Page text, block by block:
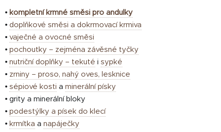
• kompletní krmné směsi pro andulky
• doplňkové směsi a dokrmovací krmiva
• vaječné a ovocné směsi
• pochoutky – zejména závěsné tyčky
• nutriční doplňky – tekuté i sypké
• zrniny – proso, nahý oves, lesknice
• sépiové kosti a minerální písky
• grity a minerální bloky
• podestýlky a písek do klecí
• krmítka a napáječky